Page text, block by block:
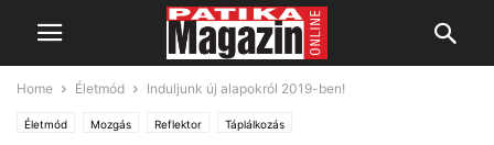
Home Életmód Induljunk új alapokról 2019-ben!
Életmód Mozgás Reflektor Táplálkozás